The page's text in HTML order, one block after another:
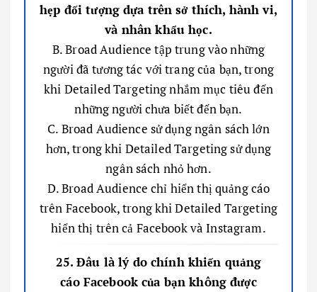
hẹp đối tượng dựa trên sở thích, hành vi,
và nhân khẩu học.
B. Broad Audience tập trung vào những
người đã tương tác với trang của bạn, trong
khi Detailed Targeting nhắm mục tiêu đến
những người chưa biết đến bạn.
C. Broad Audience sử dụng ngân sách lớn
hơn, trong khi Detailed Targeting sử dụng
ngân sách nhỏ hơn.
D. Broad Audience chỉ hiển thị quảng cáo
trên Facebook, trong khi Detailed Targeting
hiển thị trên cả Facebook và Instagram.
25. Đâu là lý do chính khiến quảng
cáo Facebook của bạn không được